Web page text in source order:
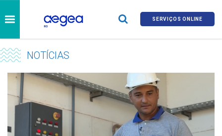
SERVIÇOS ONLINE
NOTÍCIAS